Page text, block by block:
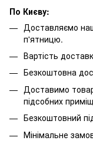
По Києву:
Доставляємо
п'ятницю.
Вартість
Безкоштовна
Доставимо
підсобних
Безкоштовний
Мінімальне